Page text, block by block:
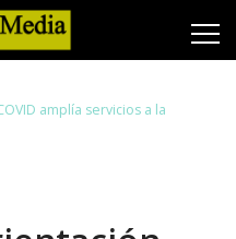
amplía servicios a la